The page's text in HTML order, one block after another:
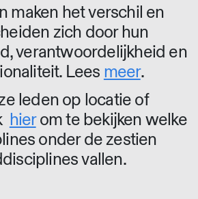
maken het verschil en
zich door hun
verantwoordelijkheid en
Lees meer.
leden op locatie of
hierom te bekijken welke
onder de zestien
vallen.